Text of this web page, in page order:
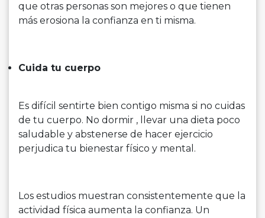
que otras personas son mejores o que tienen
más erosiona la confianza en ti misma.
Cuida tu cuerpo
Es difícil sentirte bien contigo misma si no cuidas
de tu cuerpo. No dormir , llevar una dieta poco
saludable y abstenerse de hacer ejercicio
perjudica tu bienestar físico y mental.
Los estudios muestran consistentemente que la
actividad física aumenta la confianza. Un